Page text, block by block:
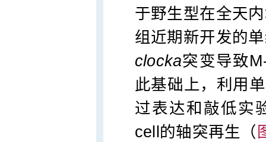
于野生型在全天
组近期新开发的
clocka突变导致
此基础上，利用
过表达和敲低实
cell的轴突再生（